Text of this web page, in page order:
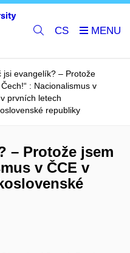
CS
jsi evangelík? – Protože
: Nacionalismus v
prvních letech
republiky
– Protože jsem
v ČCE v